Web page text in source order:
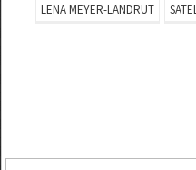
LENA MEYER-LANDRUT